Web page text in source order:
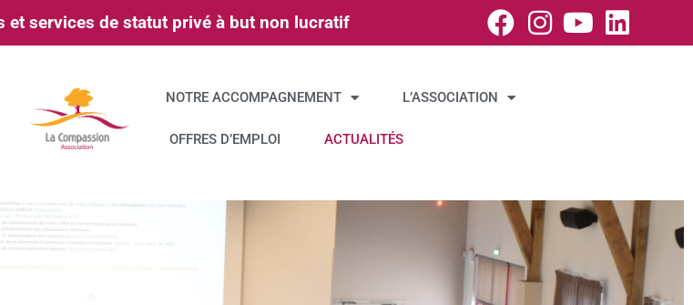
et services de statut privé à but non lucratif
NOTRE ACCOMPAGNEMENT L’ASSOCIATION
OFFRES D’EMPLOI ACTUALITÉS